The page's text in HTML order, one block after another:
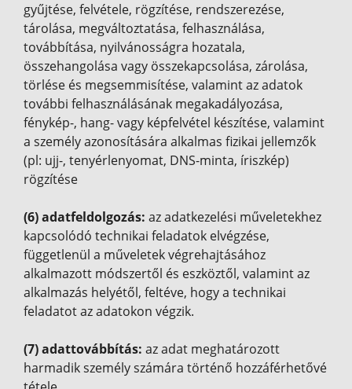
gyűjtése, felvétele, rögzítése, rendszerezése,
tárolása, megváltoztatása, felhasználása,
továbbítása, nyilvánosságra hozatala,
összehangolása vagy összekapcsolása, zárolása,
törlése és megsemmisítése, valamint az adatok
további felhasználásának megakadályozása,
fénykép-, hang- vagy képfelvétel készítése, valamint
a személy azonosítására alkalmas fizikai jellemzők
(pl: ujj-, tenyérlenyomat, DNS-minta, íriszkép)
rögzítése
(6) adatfeldolgozás: az adatkezelési műveletekhez
kapcsolódó technikai feladatok elvégzése,
függetlenül a műveletek végrehajtásához
alkalmazott módszertől és eszköztől, valamint az
alkalmazás helyétől, feltéve, hogy a technikai
feladatot az adatokon végzik.
(7) adattovábbítás: az adat meghatározott
harmadik személy számára történő hozzáférhetővé